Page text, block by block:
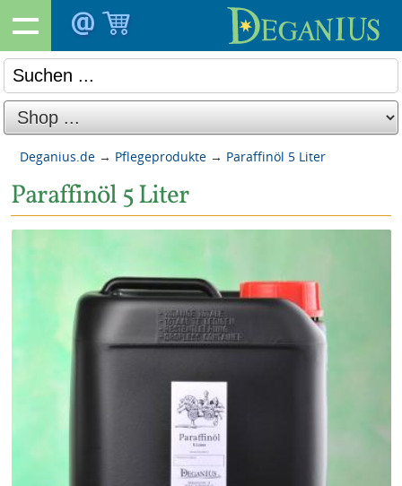
Deganius.de → Pflegeprodukte → Paraffinöl 5 Liter
Paraffinöl 5 Liter